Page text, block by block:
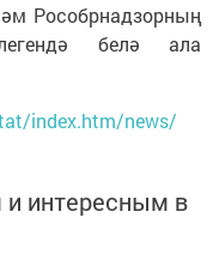
Рособрнадзорның
белә ала
index.htm/news/
интересным в